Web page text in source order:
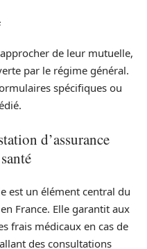
de leur mutuelle,
par le régime général.
spécifiques ou
d’assurance
est un élément central du
en France. Elle garantit aux
frais médicaux en cas de
des consultations